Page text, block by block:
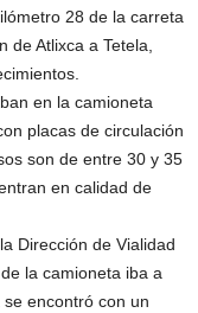
28 de la carreta
de Atlixca a Tetela,
en la camioneta
placas de circulación
son de entre 30 y 35
en calidad de
Dirección de Vialidad
la camioneta iba a
encontró con un